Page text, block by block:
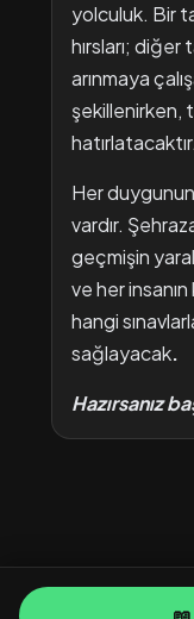
yolculuk. Bir
hırsları;
arınmaya
şekillenirken,
hatırlatacaktır.
Her
vardır.
geçmişin
ve her
hangi
sağlayacak.
Hazırsanız